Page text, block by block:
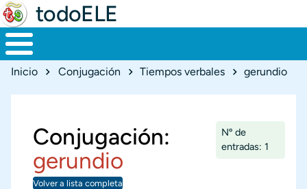
todoELE
Ruta de navegación
Inicio Conjugación Tiempos verbales gerundio
Conjugación:
gerundio
Nº de
entradas: 1
Volver a lista completa